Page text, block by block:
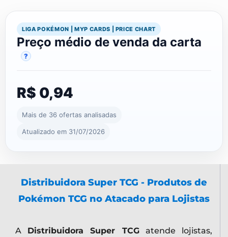
LIGA POKÉMON | MYP CARDS | PRICE CHART
Preço médio de venda da carta
?
R$ 0,94
Mais de 36 ofertas analisadas
Atualizado em 31/07/2026
Distribuidora Super TCG - Produtos de
Pokémon TCG no Atacado para Lojistas
A Distribuidora Super TCGatende lojistas,